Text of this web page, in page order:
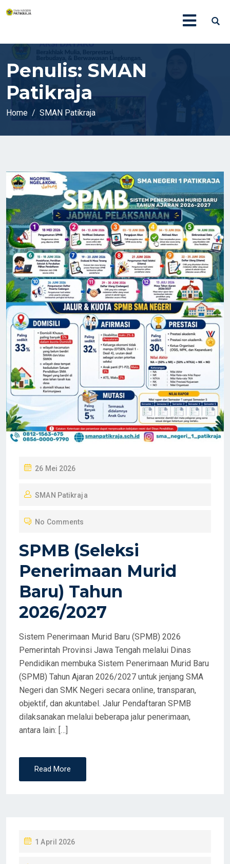
Penulis: SMAN
Patikraja
Home SMAN Patikraja
P
S
E
O
N
26 Mei 2026
SMAN Patikraja
No Comments
SPMB (Seleksi
Penerimaan Murid
Baru) Tahun
2026/2027
Sistem Penerimaan Murid Baru (SPMB) 2026
Pemerintah Provinsi Jawa Tengah melalui Dinas
Pendidikan membuka Sistem Penerimaan Murid Baru
(SPMB) Tahun Ajaran 2026/2027 untuk jenjang SMA
Negeri dan SMK Negeri secara online, transparan,
objektif, dan akuntabel. Jalur Pendaftaran SPMB
dilaksanakan melalui beberapa jalur penerimaan,
antara lain: […]
Read More
P
1 April 2026